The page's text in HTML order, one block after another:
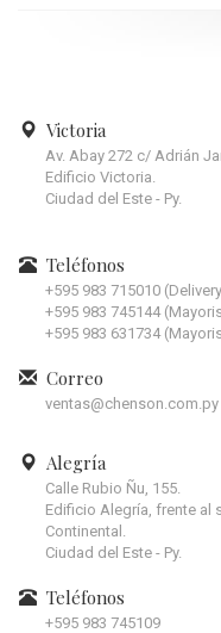
Victoria
Av. Abay 272 c/ Adrián
Edificio Victoria.
Ciudad del Este - Py.
Teléfonos
+595 983 715010
+595 983 745144
+595 983 631734
Correo
ventas@chenson.com.py
Alegría
Calle Rubio Ñu, 155.
Edificio Alegría, frente al
Continental.
Ciudad del Este - Py.
Teléfonos
+595 983 745109